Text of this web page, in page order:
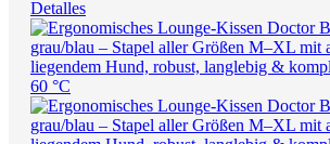
Detalles